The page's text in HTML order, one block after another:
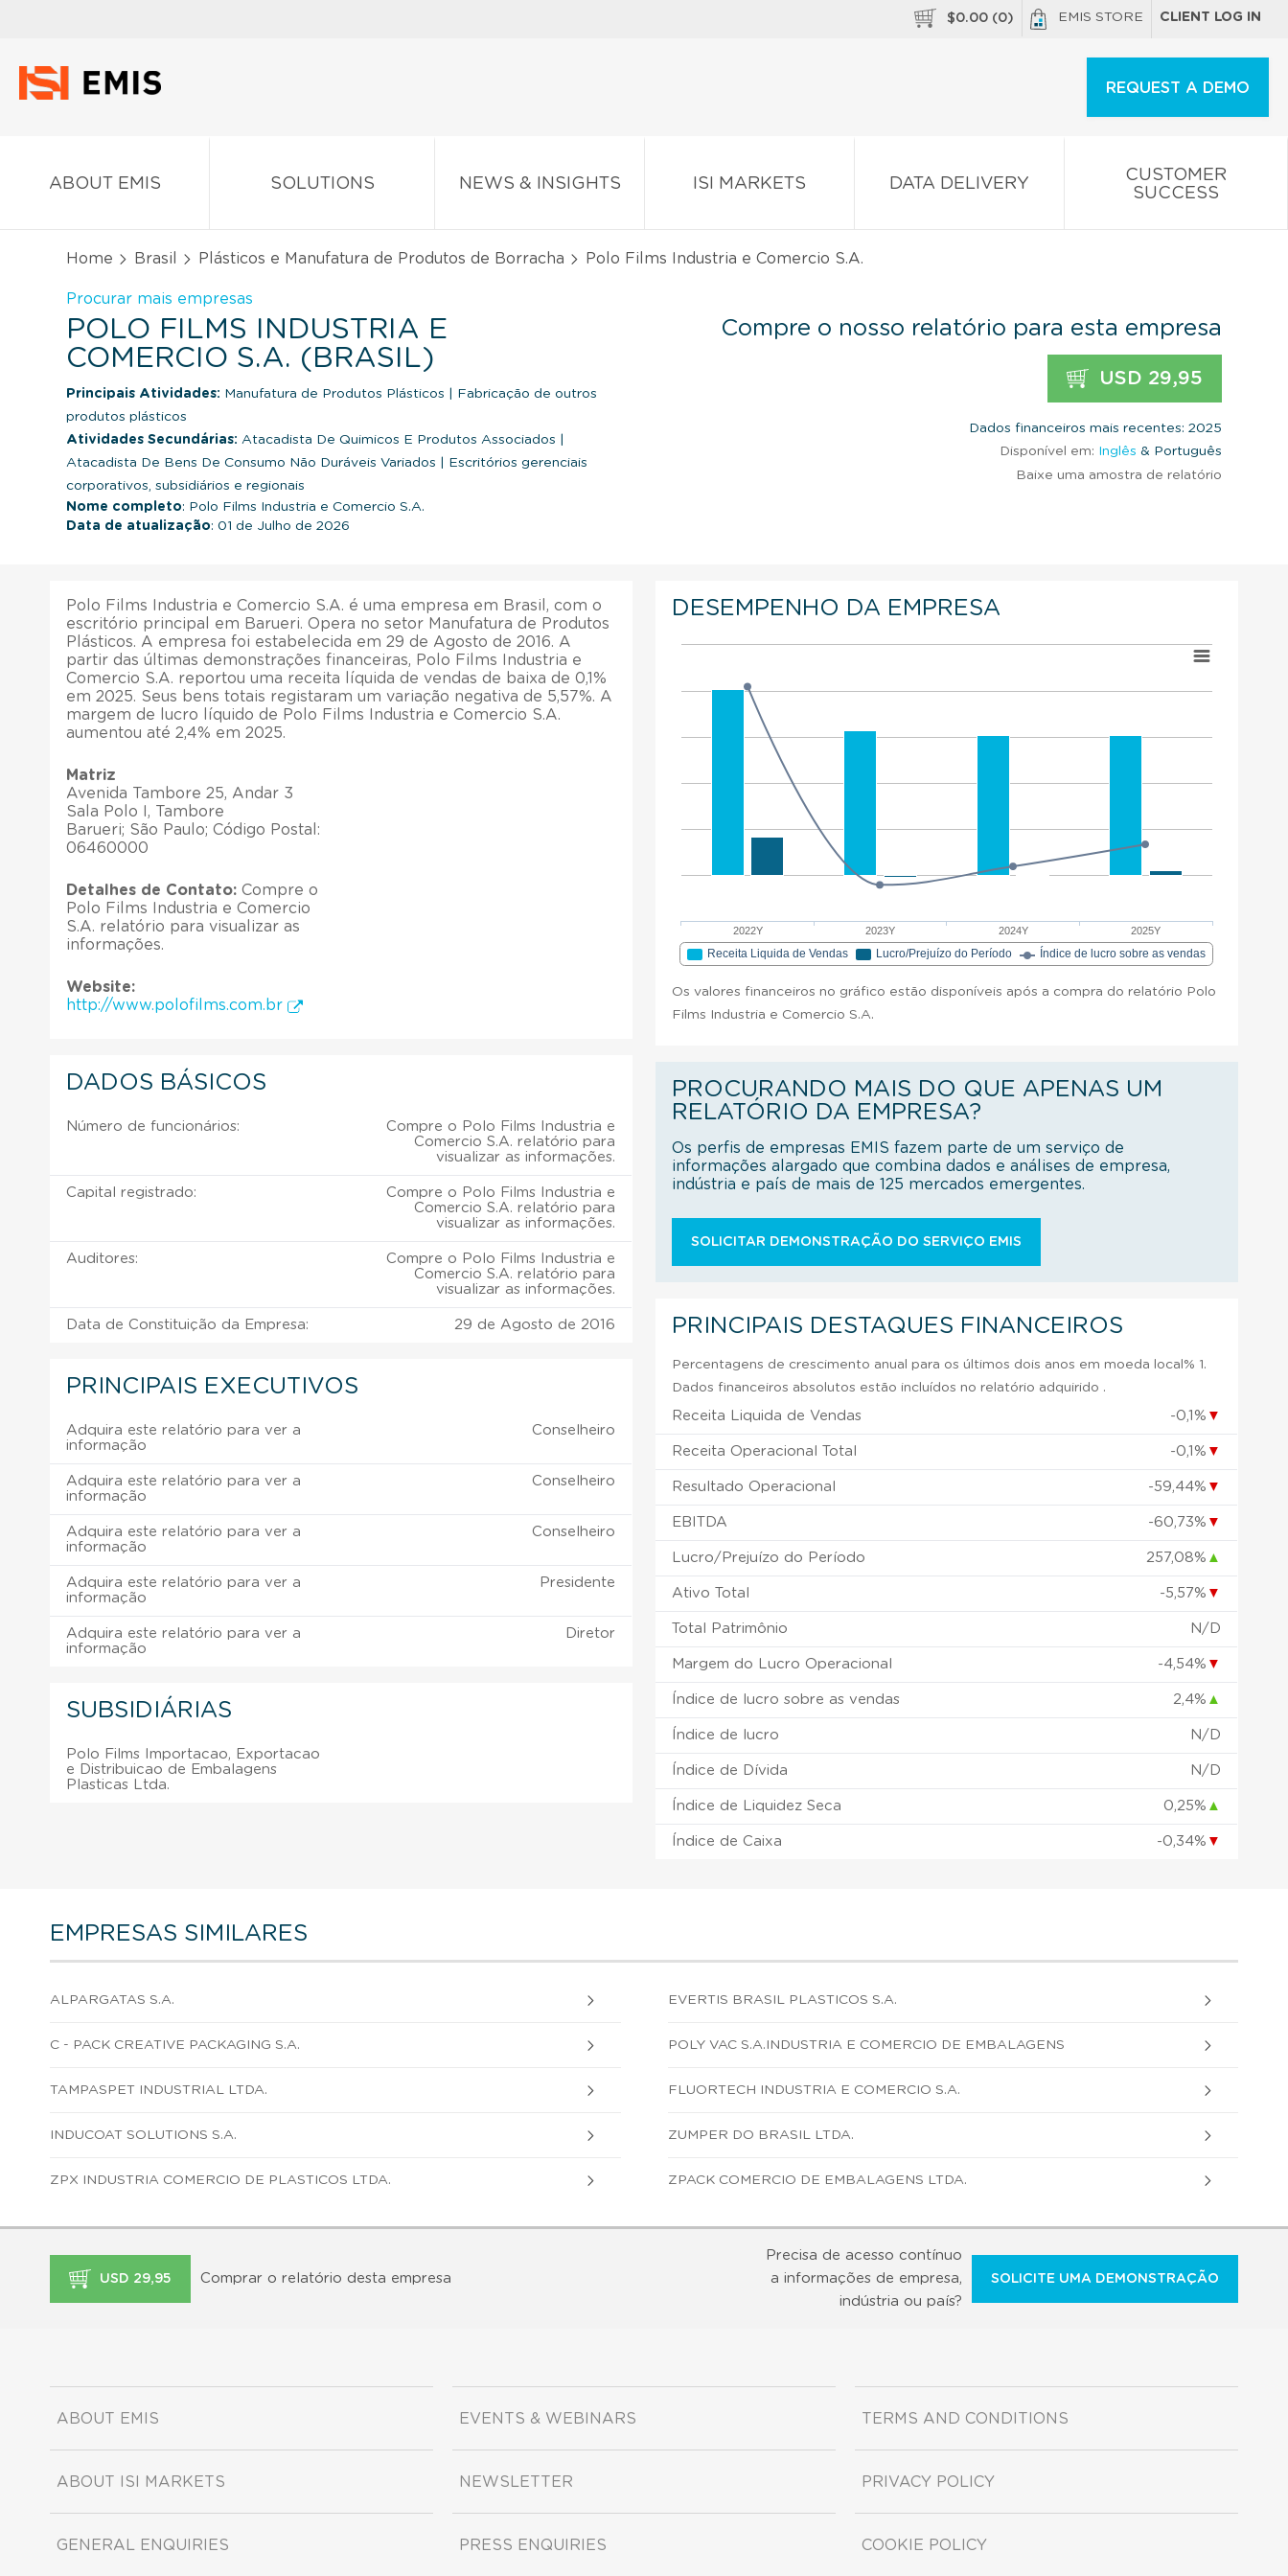
$0.00 (0) EMIS STORE CLIENT LOG IN
REQUEST A DEMO
ABOUT EMIS SOLUTIONS NEWS & INSIGHTS ISI MARKETS DATA DELIVERY
CUSTOMER
SUCCESS
Home Brasil Plásticos e Manufatura de Produtos de Borracha Polo Films Industria e Comercio S.A.
Procurar mais empresas
POLO FILMS INDUSTRIA E
COMERCIO S.A. (BRASIL)
Principais Atividades: Manufatura de Produtos Plásticos
Fabricação de outros
produtos plásticos
Atividades Secundárias: Atacadista De Quimicos E Produtos Associados
Atacadista De Bens De Consumo Não Duráveis Variados
Escritórios gerenciais
corporativos, subsidiários e regionais
Nome completo: Polo Films Industria e Comercio S.A.
Data de atualização: 01 de Julho de 2026
Compre o nosso relatório para esta empresa
USD 29,95
Dados financeiros mais recentes: 2025
Disponível em: Inglês & Português
Baixe uma amostra de relatório
Polo Films Industria e Comercio S.A. é uma empresa em Brasil, com o
escritório principal em Barueri. Opera no setor Manufatura de Produtos
Plásticos. A empresa foi estabelecida em 29 de Agosto de 2016. A
partir das últimas demonstrações financeiras, Polo Films Industria e
Comercio S.A. reportou uma receita líquida de vendas de baixa de 0,1%
em 2025. Seus bens totais registaram um variação negativa de 5,57%. A
margem de lucro líquido de Polo Films Industria e Comercio S.A.
aumentou até 2,4% em 2025.
Matriz
Avenida Tambore 25, Andar 3
Sala Polo I, Tambore
Barueri; São Paulo; Código Postal:
06460000
Detalhes de Contato: Compre o
Polo Films Industria e Comercio
S.A. relatório para visualizar as
informações.
Website:
http://www.polofilms.com.br
DADOS BÁSICOS
Número de funcionários:
Compre o Polo Films Industria e
Comercio S.A. relatório para
visualizar as informações.
Capital registrado:
Compre o Polo Films Industria e
Comercio S.A. relatório para
visualizar as informações.
Auditores:
Compre o Polo Films Industria e
Comercio S.A. relatório para
visualizar as informações.
Data de Constituição da Empresa: 29 de Agosto de 2016
PRINCIPAIS EXECUTIVOS
Adquira este relatório para ver a
informação
Conselheiro
Adquira este relatório para ver a
informação
Conselheiro
Adquira este relatório para ver a
informação
Conselheiro
Adquira este relatório para ver a
informação
Presidente
Adquira este relatório para ver a
informação
Diretor
SUBSIDIÁRIAS
Polo Films Importacao, Exportacao
e Distribuicao de Embalagens
Plasticas Ltda.
DESEMPENHO DA EMPRESA
2022Y 2023Y 2024Y 2025Y
Receita Liquida de Vendas Lucro/Prejuízo do Período Índice de lucro sobre as vendas
Os valores financeiros no gráfico estão disponíveis após a compra do relatório Polo
Films Industria e Comercio S.A.
PROCURANDO MAIS DO QUE APENAS UM
RELATÓRIO DA EMPRESA?
Os perfis de empresas EMIS fazem parte de um serviço de
informações alargado que combina dados e análises de empresa,
indústria e país de mais de 125 mercados emergentes.
SOLICITAR DEMONSTRAÇÃO DO SERVIÇO EMIS
PRINCIPAIS DESTAQUES FINANCEIROS
Percentagens de crescimento anual para os últimos dois anos em moeda local% 1.
Dados financeiros absolutos estão incluídos no relatório adquirido .
Receita Liquida de Vendas -0,1% ▼
Receita Operacional Total -0,1% ▼
Resultado Operacional -59,44% ▼
EBITDA -60,73% ▼
Lucro/Prejuízo do Período 257,08% ▲
Ativo Total -5,57% ▼
Total Patrimônio N/D
Margem do Lucro Operacional -4,54% ▼
Índice de lucro sobre as vendas 2,4% ▲
Índice de lucro N/D
Índice de Dívida N/D
Índice de Liquidez Seca 0,25% ▲
Índice de Caixa -0,34% ▼
EMPRESAS SIMILARES
ALPARGATAS S.A. EVERTIS BRASIL PLASTICOS S.A.
C - PACK CREATIVE PACKAGING S.A. POLY VAC S.A.INDUSTRIA E COMERCIO DE EMBALAGENS
TAMPASPET INDUSTRIAL LTDA. FLUORTECH INDUSTRIA E COMERCIO S.A.
INDUCOAT SOLUTIONS S.A. ZUMPER DO BRASIL LTDA.
ZPX INDUSTRIA COMERCIO DE PLASTICOS LTDA. ZPACK COMERCIO DE EMBALAGENS LTDA.
USD 29,95 Comprar o relatório desta empresa
Precisa de acesso contínuo
a informações de empresa,
indústria ou país?
SOLICITE UMA DEMONSTRAÇÃO
ABOUT EMIS
ABOUT ISI MARKETS
GENERAL ENQUIRIES
EVENTS & WEBINARS
NEWSLETTER
PRESS ENQUIRIES
TERMS AND CONDITIONS
PRIVACY POLICY
COOKIE POLICY